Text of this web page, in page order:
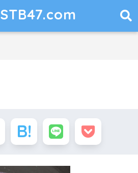
STB47.com